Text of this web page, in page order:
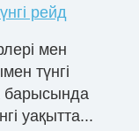
рейд
мен
түнгі
уақытта...